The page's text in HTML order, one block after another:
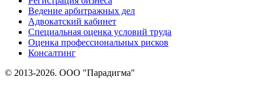
Ведение арбитражных дел
Адвокатский кабинет
Специальная оценка условий труда
Оценка профессиональных рисков
Консалтинг
© 2013-2026. ООО "Парадигма"